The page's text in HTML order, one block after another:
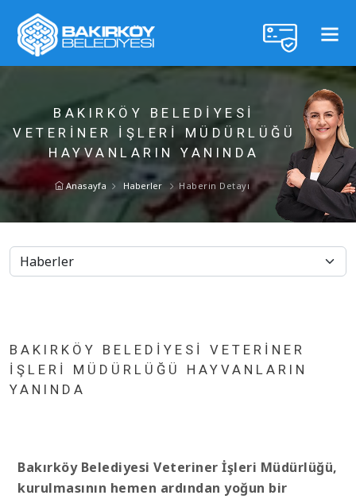
BAKIRKÖY BELEDİYESİ
VETERİNER İŞLERİ MÜDÜRLÜĞÜ
HAYVANLARIN YANINDA
Anasayfa Haberler Haberin Detayı
BAKIRKÖY BELEDİYESİ VETERİNER
İŞLERİ MÜDÜRLÜĞÜ HAYVANLARIN
YANINDA
Bakırköy Belediyesi Veteriner İşleri Müdürlüğü,
kurulmasının hemen ardından yoğun bir